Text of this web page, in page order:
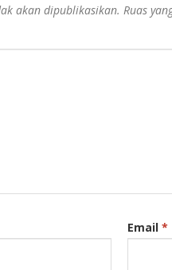
akan dipublikasikan. Ruas
Email *